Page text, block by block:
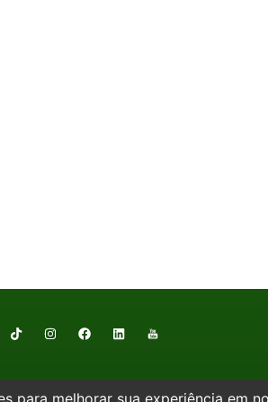
Mais informações